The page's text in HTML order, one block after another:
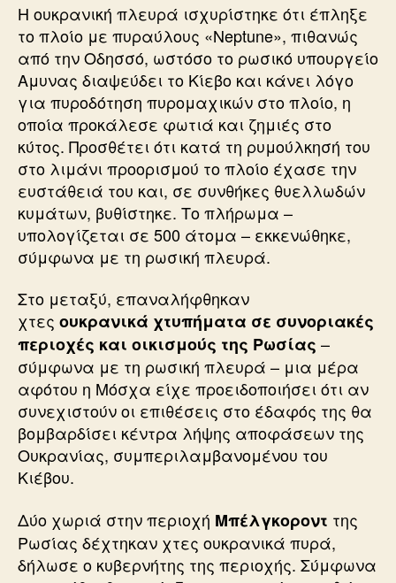
Η ουκρανική πλευρά ισχυρίστηκε ότι έπληξε
το πλοίο με πυραύλους «Neptune», πιθανώς
από την Οδησσό, ωστόσο το ρωσικό υπουργείο
Αμυνας διαψεύδει το Κίεβο και κάνει λόγο
για πυροδότηση πυρομαχικών στο πλοίο, η
οποία προκάλεσε φωτιά και ζημιές στο
κύτος. Προσθέτει ότι κατά τη ρυμούλκησή του
στο λιμάνι προορισμού το πλοίο έχασε την
ευστάθειά του και, σε συνθήκες θυελλωδών
κυμάτων, βυθίστηκε. Το πλήρωμα –
υπολογίζεται σε 500 άτομα – εκκενώθηκε,
σύμφωνα με τη ρωσική πλευρά.
Στο μεταξύ, επαναλήφθηκαν
χτες ουκρανικά χτυπήματα σε συνοριακές
περιοχές και οικισμούς της Ρωσίας –
σύμφωνα με τη ρωσική πλευρά – μια μέρα
αφότου η Μόσχα είχε προειδοποιήσει ότι αν
συνεχιστούν οι επιθέσεις στο έδαφός της θα
βομβαρδίσει κέντρα λήψης αποφάσεων της
Ουκρανίας, συμπεριλαμβανομένου του
Κιέβου.
Δύο χωριά στην περιοχή Μπέλγκοροντ της
Ρωσίας δέχτηκαν χτες ουκρανικά πυρά,
δήλωσε ο κυβερνήτης της περιοχής. Σύμφωνα